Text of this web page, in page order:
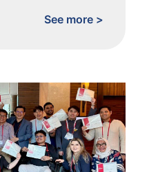
See more >